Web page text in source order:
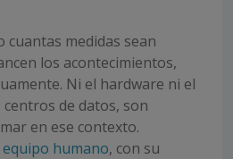
cuantas medidas sean
los acontecimientos,
Ni el hardware ni el
de datos, son
en ese contexto.
equipo humano, con su